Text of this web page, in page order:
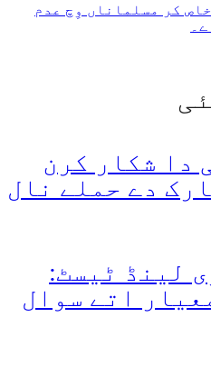
کر مسلماناں وِچ عدم
دا شکار کرن
دے حملے نال
لینڈ ٹیسٹ:
اتے سوال